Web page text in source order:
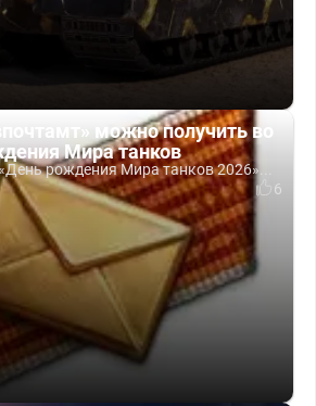
можно получить во
Мира танков
рождения Мира танков 2026»...
6